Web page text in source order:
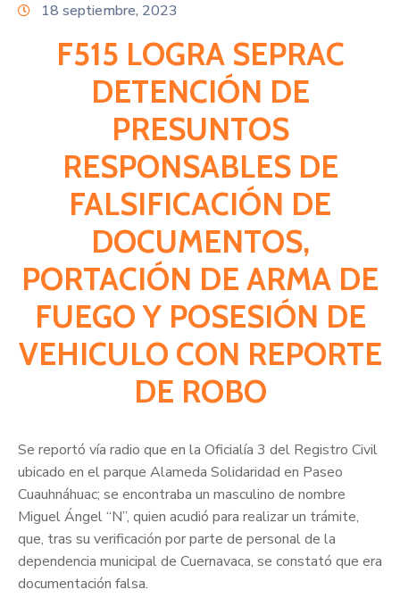
18 septiembre, 2023
F515 LOGRA SEPRAC
DETENCIÓN DE
PRESUNTOS
RESPONSABLES DE
FALSIFICACIÓN DE
DOCUMENTOS,
PORTACIÓN DE ARMA DE
FUEGO Y POSESIÓN DE
VEHICULO CON REPORTE
DE ROBO
Se reportó vía radio que en la Oficialía 3 del Registro Civil
ubicado en el parque Alameda Solidaridad en Paseo
Cuauhnáhuac; se encontraba un masculino de nombre
Miguel Ángel “N”, quien acudió para realizar un trámite,
que, tras su verificación por parte de personal de la
dependencia municipal de Cuernavaca, se constató que era
documentación falsa.